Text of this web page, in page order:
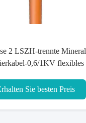
2 LSZH-trennte Mineral
0,6/1KV flexibles
Sie besten Preis